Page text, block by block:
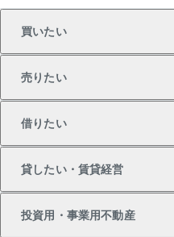
買いたい
新築・分譲マンションの購入
中古マンションの購入
売りたい
マンションの売却・査定
一戸建ての売却・査定
借りたい
借りたいTOP
物件を借りる
貸したい・賃貸経営
貸したいTOP
投資用・事業用不動産